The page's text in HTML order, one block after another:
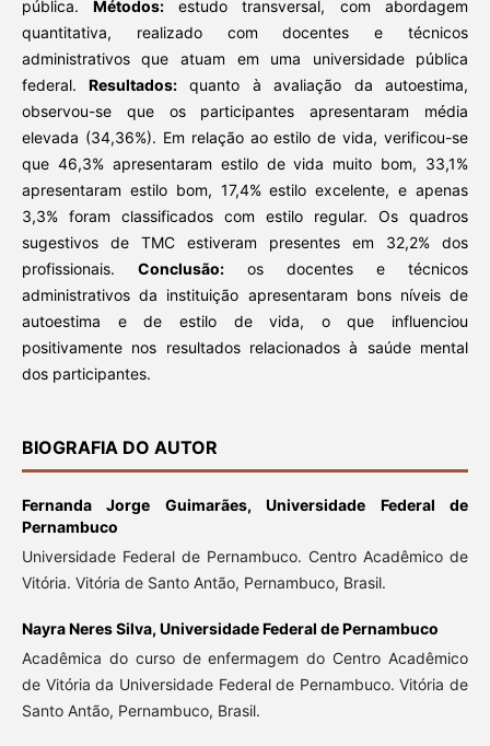
pública.Métodos: estudo transversal, com abordagem
quantitativa, realizado com docentes e técnicos
administrativos que atuam em uma universidade pública
federal.Resultados: quanto à avaliação da autoestima,
observou-se que os participantes apresentaram média
elevada (34,36%). Em relação ao estilo de vida, verificou-se
que 46,3% apresentaram estilo de vida muito bom, 33,1%
apresentaram estilo bom, 17,4% estilo excelente, e apenas
3,3% foram classificados com estilo regular. Os quadros
sugestivos de TMC estiveram presentes em 32,2% dos
profissionais. Conclusão:os docentes e técnicos
administrativos da instituição apresentaram bons níveis de
autoestima e de estilo de vida, o que influenciou
positivamente nos resultados relacionados à saúde mental
dos participantes.
BIOGRAFIA DO AUTOR
Fernanda Jorge Guimarães,Universidade Federal de
Pernambuco
Universidade Federal de Pernambuco. Centro Acadêmico de
Vitória. Vitória de Santo Antão, Pernambuco, Brasil.
Nayra Neres Silva, Universidade Federal de Pernambuco
Acadêmica do curso de enfermagem do Centro Acadêmico
de Vitória da Universidade Federal de Pernambuco. Vitória de
Santo Antão, Pernambuco, Brasil.